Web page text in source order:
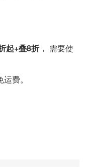
起+叠8折 ， 需要使
费。